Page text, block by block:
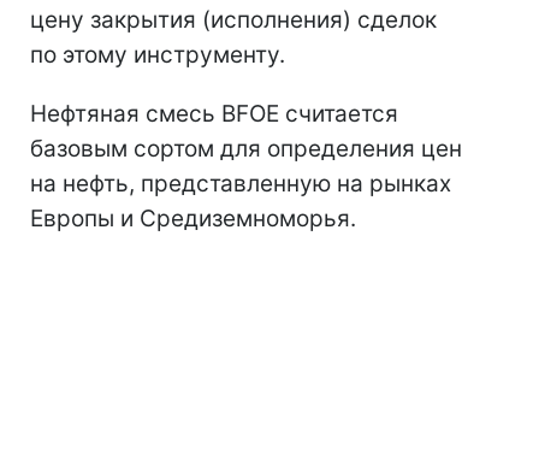
цену закрытия (исполнения) сделок
по этому инструменту.
Нефтяная смесь BFOE считается
базовым сортом для определения цен
на нефть, представленную на рынках
Европы и Средиземноморья.